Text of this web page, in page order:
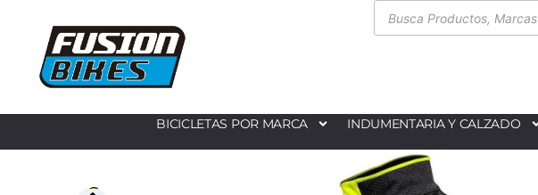
BICICLETAS POR MARCA INDUMENTARIA Y CALZADO